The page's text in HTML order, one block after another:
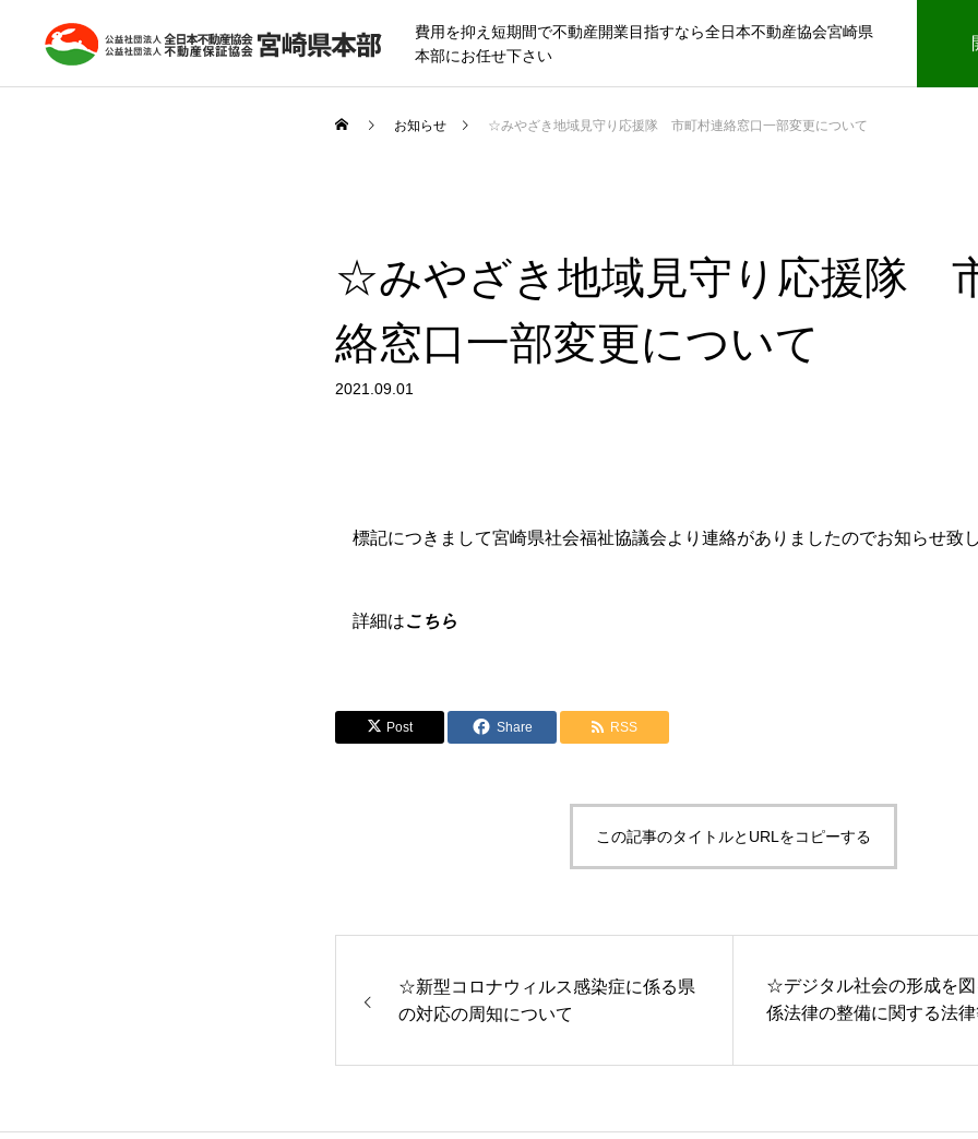
費用を抑え短期間で不動産開業目指すなら全日本不動産協会宮崎県
本部にお任せ下さい
お知らせ ☆みやざき地域見守り応援隊 市町村連絡窓口一部変更について
☆みやざき地域見守り応援隊
絡窓口一部変更について
2021.09.01
標記につきまして宮崎県社会福祉協議会より連絡がありましたのでお知らせ致
詳細はこちら
Post Share RSS
この記事のタイトルとURLをコピーする
☆新型コロナウィルス感染症に係る県
の対応の周知について
☆デジタル社会の形成を
係法律の整備に関する法
部改正について